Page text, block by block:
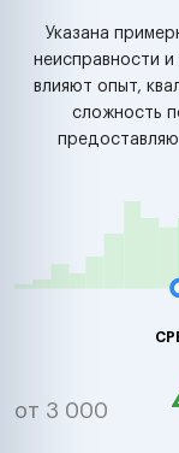
Указана
неисправности
влияют опыт,
сложность
от 3 000